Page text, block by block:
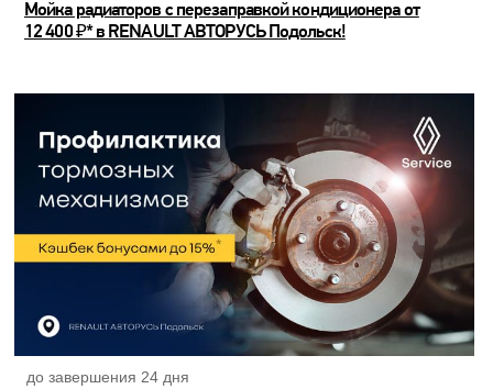
Мойка радиаторов с перезаправкой кондиционера от
12 400 ₽* в RENAULT АВТОРУСЬ Подольск!
до завершения 24 дня